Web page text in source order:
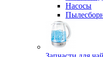
Насосы